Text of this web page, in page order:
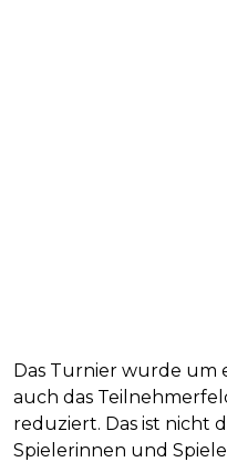
Das Turnier wurde um
auch das
reduziert. Das ist nicht
Spielerinnen und